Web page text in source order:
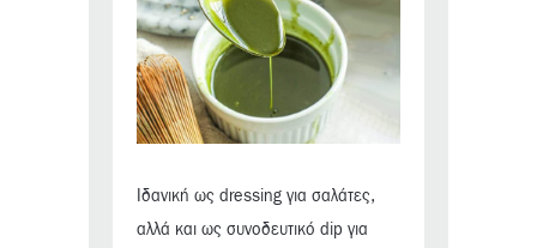
Ιδανική ως dressing για σαλάτες,
αλλά και ως συνοδευτικό dip για